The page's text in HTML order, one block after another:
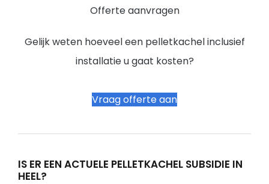
Offerte aanvragen
Gelijk weten hoeveel een pelletkachel inclusief
installatie u gaat kosten?
Vraag offerte aan
IS ER EEN ACTUELE PELLETKACHEL SUBSIDIE IN
HEEL?